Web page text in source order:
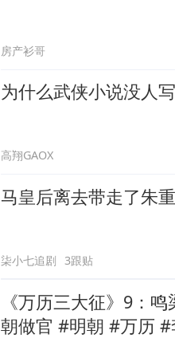
房产衫哥
为什么武侠小说没人
高翔GAOX
马皇后离去带走了朱
柒小七追剧 3跟贴
《万历三大征》9：
朝做官 #明朝 #万历